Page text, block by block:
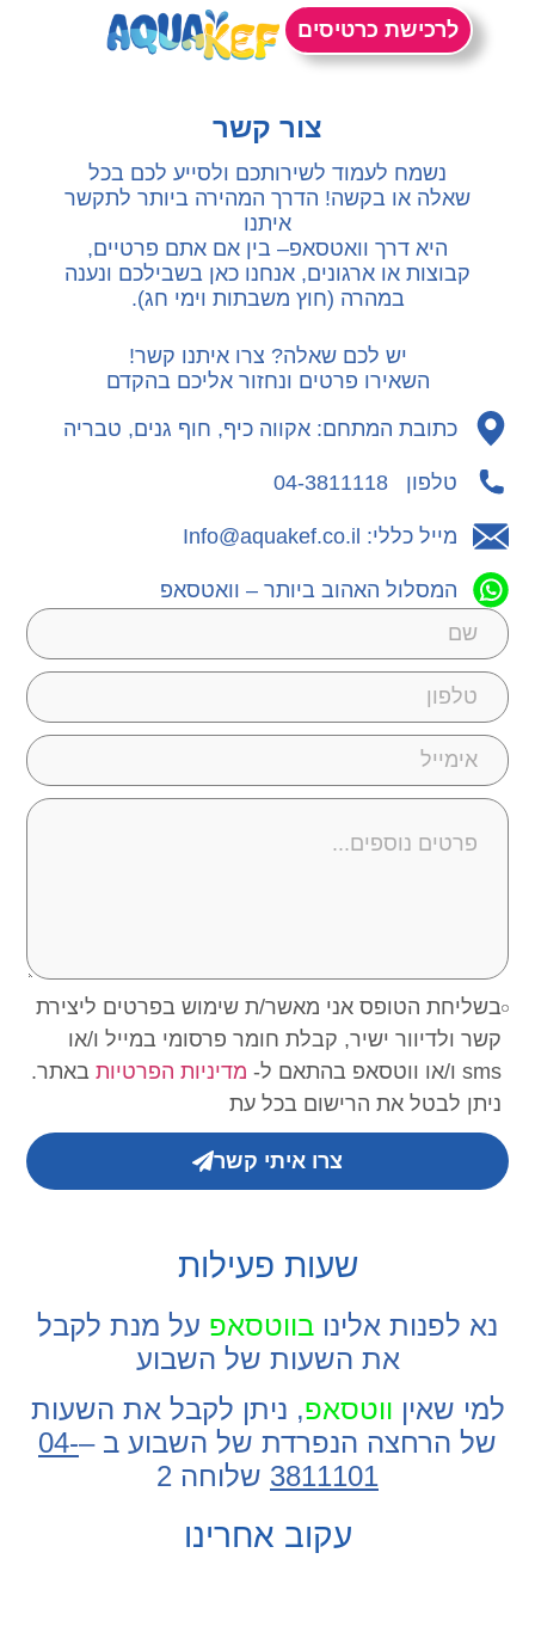
לרכישת כרטיסים
צור קשר
נשמח לעמוד לשירותכם ולסייע לכם בכל
שאלה או בקשה! הדרך המהירה ביותר לתקשר
איתנו
היא דרך וואטסאפ– בין אם אתם פרטיים,
קבוצות או ארגונים, אנחנו כאן בשבילכם ונענה
במהרה (חוץ משבתות וימי חג).
יש לכם שאלה? צרו איתנו קשר!
השאירו פרטים ונחזור אליכם בהקדם
כתובת המתחם: אקווה כיף, חוף גנים, טבריה
טלפון 04-3811118
מייל כללי: Info@aquakef.co.il
המסלול האהוב ביותר – וואטסאפ
בשליחת הטופס אני מאשר/ת שימוש בפרטים ליצירת
קשר ולדיוור ישיר, קבלת חומר פרסומי במייל ו/או
sms ו/או ווטסאפ בהתאם ל-
מדיניות הפרטיות באתר.
ניתן לבטל את הרישום בכל עת
צרו איתי קשר
שעות פעילות
נא לפנות אלינו בווטסאפ על מנת לקבל
את השעות של השבוע
למי שאין ווטסאפ, ניתן לקבל את השעות
של הרחצה הנפרדת של השבוע ב –04-
3811101 שלוחה 2
עקוב אחרינו